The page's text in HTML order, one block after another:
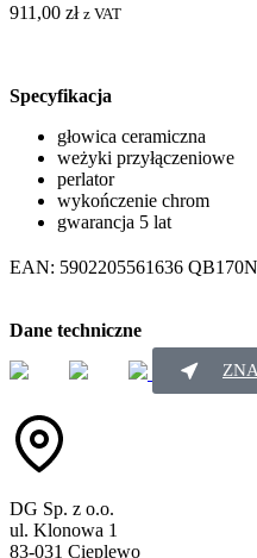
911,00 zł z VAT
Specyfikacja
głowica ceramiczna
weżyki przyłączeniowe
perlator
wykończenie chrom
gwarancja 5 lat
EAN: 5902205561636 QB170N
Dane techniczne
DG Sp. z o.o.
ul. Klonowa 1
83-031 Cieplewo